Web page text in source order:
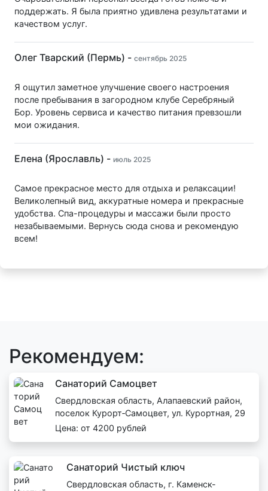
поддержать. Я была приятно удивлена результатами и
качеством услуг.
Олег Тварский (Пермь) - сентябрь 2025
Я ощутил заметное улучшение своего настроения
после пребывания в загородном клубе Серебряный
Бор. Уровень сервиса и качество питания превзошли
мои ожидания.
Елена (Ярославль) - июль 2025
Самое прекрасное место для отдыха и релаксации!
Великолепный вид, аккуратные номера и прекрасные
удобства. Спа-процедуры и массажи были просто
незабываемыми. Вернусь сюда снова и рекомендую
всем!
Рекомендуем:
Санаторий Самоцвет
Свердловская область, Алапаевский район,
поселок Курорт‑Самоцвет, ул. Курортная, 29
Цена: от 4200 рублей
Санаторий Чистый ключ
Свердловская область, г. Каменск-